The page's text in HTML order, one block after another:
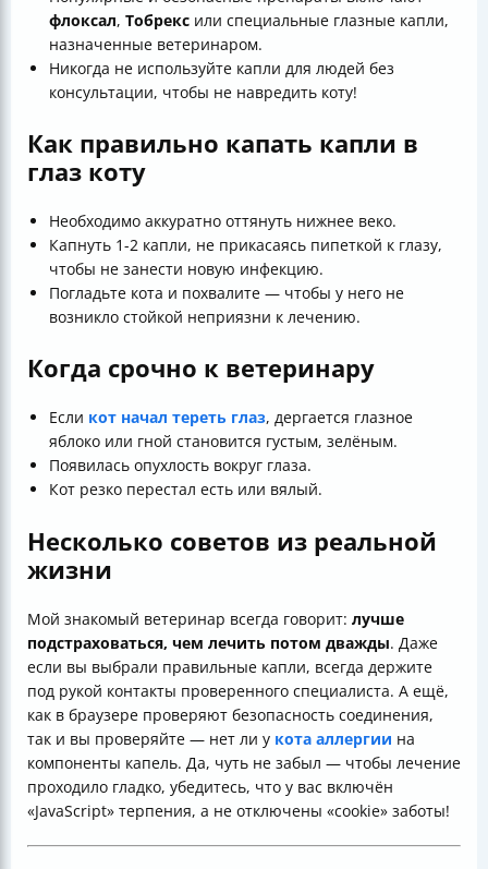
флоксал, Тобрекс или специальные глазные капли,
назначенные ветеринаром.
Никогда не используйте капли для людей без
консультации, чтобы не навредить коту!
Как правильно капать капли в
глаз коту
Необходимо аккуратно оттянуть нижнее веко.
Капнуть 1-2 капли, не прикасаясь пипеткой к глазу,
чтобы не занести новую инфекцию.
Погладьте кота и похвалите — чтобы у него не
возникло стойкой неприязни к лечению.
Когда срочно к ветеринару
Если кот начал тереть глаз, дергается глазное
яблоко или гной становится густым, зелёным.
Появилась опухлость вокруг глаза.
Кот резко перестал есть или вялый.
Несколько советов из реальной
жизни
Мой знакомый ветеринар всегда говорит: лучше
подстраховаться, чем лечить потом дважды. Даже
если вы выбрали правильные капли, всегда держите
под рукой контакты проверенного специалиста. А ещё,
как в браузере проверяют безопасность соединения,
так и вы проверяйте — нет ли у кота аллергии на
компоненты капель. Да, чуть не забыл — чтобы лечение
проходило гладко, убедитесь, что у вас включён
«JavaScript» терпения, а не отключены «cookie» заботы!